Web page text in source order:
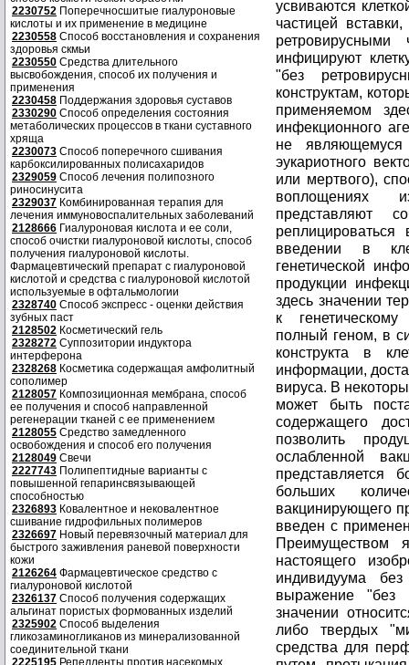
2230752 Поперечносшитые гиалуроновые
кислоты и их применение в медицине
2230558 Способ восстановления и сохранения
здоровья скмьи
2230550 Средства длительного
высвобождения, способ их получения и
применения
2230458 Поддержания здоровья суставов
2330290 Способ определения состояния
метаболических процессов в ткани суставного
хряща
2230073 Способ поперечного сшивания
карбоксилированных полисахаридов
2329059 Способ лечения полипозного
риносинусита
2329037 Комбинированная терапия для
лечения иммуновоспалительных заболеваний
2128666 Гиалуроновая кислота и ее соли,
способ очистки гиалуроновой кислоты, способ
получения гиалуроновой кислоты.
Фармацевтический препарат с гиалуроновой
кислотой и средства с гиалуроновой кислотой
используемые в офтальмологии
2328740 Способ экспресс - оценки действия
зубных паст
2128502 Косметический гель
2328272 Суппозитории индуктора
интерферона
2328268 Косметика содержащая амфолитный
сополимер
2128057 Композиционная мембрана, способ
ее получения и способ направленной
регенерации тканей с ее применением
2128055 Средство замедленного
освобождения и способ его получения
2128049 Свечи
2227743 Полипептидные варианты с
повышенной гепаринсвязывающей
способностью
2326893 Ковалентное и нековалентное
сшивание гидрофильных полимеров
2326697 Новый перевязочный материал для
быстрого заживления раневой поверхности
кожи
2126264 Фармацевтическое средство с
гиалуроновой кислотой
2326137 Способ получения содержащих
альгинат пористых формованных изделий
2325902 Способ выделения
гликозаминогликанов из минерализованной
соединительной ткани
2225195 Репелленты против насекомых